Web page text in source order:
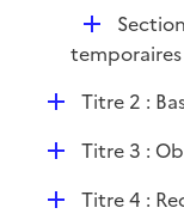
D
é
l
e
r
temporaires
DTitre 2 :
DTitre 3 :
DTitre 4 :